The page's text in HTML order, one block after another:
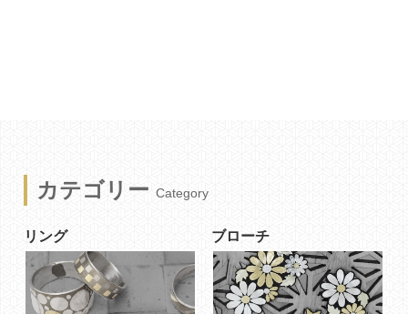
カテゴリーCategory
リング ブローチ